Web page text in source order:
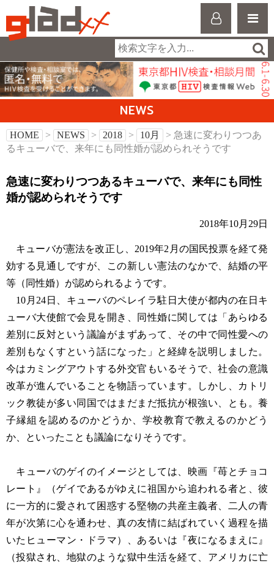
NEWS
HOME > NEWS > 2018 > 10月
> 急速に変わりつつあ
るキューバで、来年にも同性婚が認められそうです
急速に変わりつつあるキューバで、来年にも同性
婚が認められそうです
2018年10月29日
キューバが憲法を改正し、2019年2月の国民投票を経て発
効する見通しですが、この新しい憲法のなかで、結婚の平
等（同性婚）が認められるようです。
10月24日、キューバのペレイラ駐日大使が都内の在日キ
ューバ大使館で会見を開き、同性婚に関しては「あらゆる
差別に反対という議論がまずあって、その中で同性愛への
差別もなくすという話になった」と経緯を説明しました。
今はカミングアウトする外交官もいるそうで、社会の意識
改革が進んでいることを物語っています。しかし、カトリ
ック教徒が多い同国ではまだまだ抵抗が根強い、とも。養
子縁組を認めるのかどうか、学校教育で教えるのかどう
か、といったことも議論になりそうです。
キューバのゲイのイメージとしては、映画『苺とチョコ
レート』（ゲイであるがゆえに祖国から追われる者と、彼
に一方的に愛されて困惑する堅物の共産主義者、二人の青
年が次第に心を通わせ、真の友情に結ばれていく過程を描
いたヒューマン・ドラマ）、あるいは『夜になるまえに』
（投獄され、地獄のような獄中生活を経て、アメリカに亡